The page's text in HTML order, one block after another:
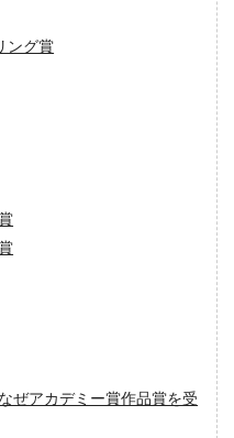
ング賞
ぜアカデミー賞作品賞を受